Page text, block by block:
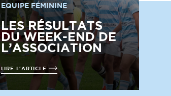
EQUIPE FÉMININE
LES RÉSULTATS
DU WEEK-END DE
L’ASSOCIATION
LIRE L'ARTICLE